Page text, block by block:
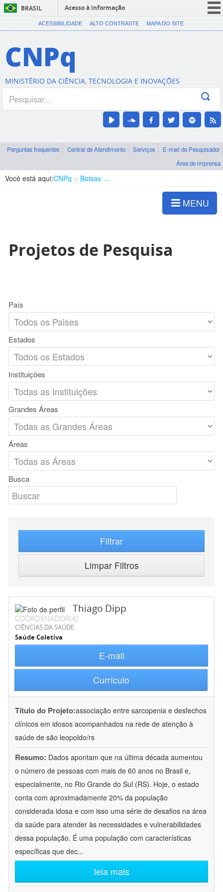
BRASIL
Acesso à informação
CORONAVÍRUS (COVID-19)
Canais
ACESSIBILIDADE ALTO CONTRASTE MAPA DO SITE
CNPq
MINISTÉRIO DA CIÊNCIA, TECNOLOGIA E INOVAÇÕES
Perguntas frequentes Central de Atendimento Serviços
E-mail do Pesquisador
Área de imprensa
Você está aqui:CNPq Bolsas e Auxílios Vigentes
MENU
Projetos de Pesquisa
País
Estados
Instituições
Grandes Áreas
Áreas
Busca
Filtrar
Limpar Filtros
Thiago Dipp
COORDENADOR(A)
CIÊNCIAS DA SAÚDE
Saúde Coletiva
E-mail
Currículo
Título do Projeto:associação entre sarcopenia e desfechos
clínicos em idosos acompanhados na rede de atenção à
saúde de são leopoldo/rs
Resumo: Dados apontam que na última década aumentou
o número de pessoas com mais de 60 anos no Brasil e,
especialmente, no Rio Grande do Sul (RS). Hoje, o estado
conta com aproximadamente 20% da população
considerada idosa e com isso uma série de desafios na área
da saúde para atender às necessidades e vulnerabilidades
dessa população. É uma população com características
específicas que dec...
leia mais